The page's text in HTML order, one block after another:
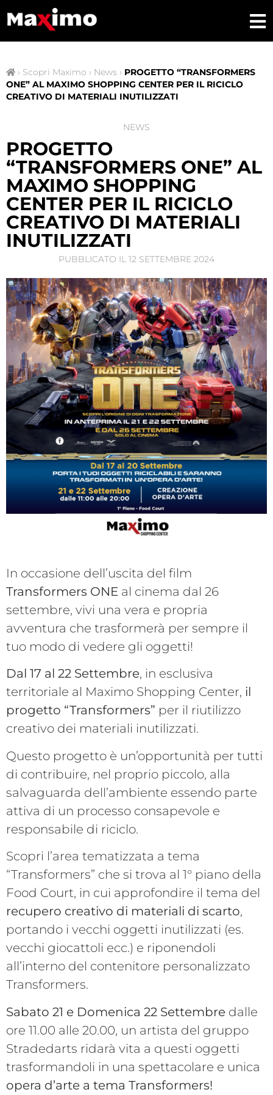
› Scopri Maximo › News › PROGETTO “TRANSFORMERS
ONE” AL MAXIMO SHOPPING CENTER PER IL RICICLO
CREATIVO DI MATERIALI INUTILIZZATI
NEWS
PROGETTO
“TRANSFORMERS ONE” AL
MAXIMO SHOPPING
CENTER PER IL RICICLO
CREATIVO DI MATERIALI
INUTILIZZATI
PUBBLICATO IL 12 SETTEMBRE 2024
In occasione dell’uscita del film
Transformers ONE al cinema dal 26
settembre, vivi una vera e propria
avventura che trasformerà per sempre il
tuo modo di vedere gli oggetti!
Dal 17 al 22 Settembre, in esclusiva
territoriale al Maximo Shopping Center, il
progetto “Transformers” per il riutilizzo
creativo dei materiali inutilizzati.
Questo progetto è un’opportunità per tutti
di contribuire, nel proprio piccolo, alla
salvaguarda dell’ambiente essendo parte
attiva di un processo consapevole e
responsabile di riciclo.
Scopri l’area tematizzata a tema
“Transformers” che si trova al 1° piano della
Food Court, in cui approfondire il tema del
recupero creativo di materiali di scarto,
portando i vecchi oggetti inutilizzati (es.
vecchi giocattoli ecc.) e riponendoli
all’interno del contenitore personalizzato
Transformers.
Sabato 21 e Domenica 22 Settembre dalle
ore 11.00 alle 20.00, un artista del gruppo
Stradedarts ridarà vita a questi oggetti
trasformandoli in una spettacolare e unica
opera d’arte a tema Transformers!